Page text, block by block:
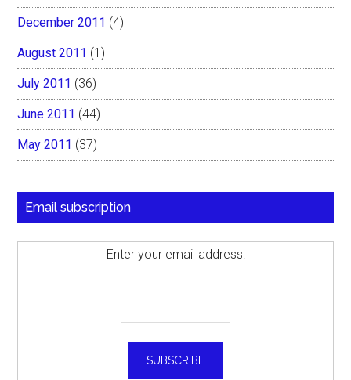
December 2011 (4)
August 2011 (1)
July 2011 (36)
June 2011 (44)
May 2011 (37)
Email subscription
Enter your email address: